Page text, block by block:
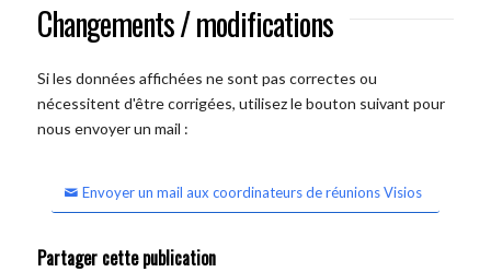
Changements / modifications
Si les données affichées ne sont pas correctes ou
nécessitent d'être corrigées, utilisez le bouton suivant pour
nous envoyer un mail :
Envoyer un mail aux coordinateurs de réunions Visios
Partager cette publication